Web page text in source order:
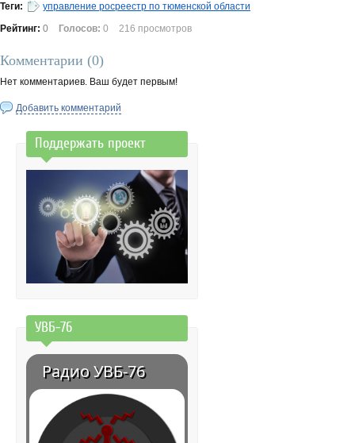
Теги:
управление росреестр по тюменской области
Рейтинг: 0 Голосов: 0 216 просмотров
Комментарии (0)
Нет комментариев. Ваш будет первым!
Добавить комментарий
Поддержать проект
УВБ-76
Радио УВБ-76